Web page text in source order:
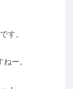
す。
ー。